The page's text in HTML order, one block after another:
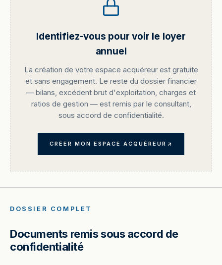
Identifiez-vous pour voir le loyer
annuel
La création de votre espace acquéreur est gratuite
et sans engagement. Le reste du dossier financier
— bilans, excédent brut d'exploitation, charges et
ratios de gestion — est remis par le consultant,
sous accord de confidentialité.
CRÉER MON ESPACE ACQUÉREUR
DOSSIER COMPLET
Documents remis sous accord de
confidentialité